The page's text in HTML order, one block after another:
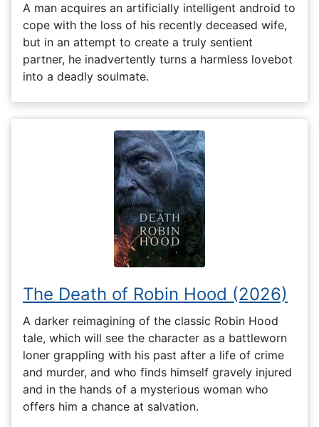
A man acquires an artificially intelligent android to
cope with the loss of his recently deceased wife,
but in an attempt to create a truly sentient
partner, he inadvertently turns a harmless lovebot
into a deadly soulmate.
The Death of Robin Hood (2026)
A darker reimagining of the classic Robin Hood
tale, which will see the character as a battleworn
loner grappling with his past after a life of crime
and murder, and who finds himself gravely injured
and in the hands of a mysterious woman who
offers him a chance at salvation.